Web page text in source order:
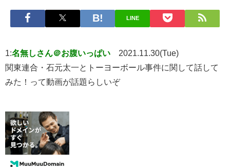
LINE
1:名無しさん＠お腹いっぱい
2021.11.30(Tue)
関東連合・石元太一とトーヨーボール事件に関して話して
みた！って動画が話題らしいぞ